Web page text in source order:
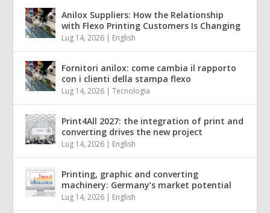
Anilox Suppliers: How the Relationship
with Flexo Printing Customers Is Changing
Lug 14, 2026 | English
Fornitori anilox: come cambia il rapporto
con i clienti della stampa flexo
Lug 14, 2026 |Tecnologia
Print4All 2027: the integration of print and
converting drives the new project
Lug 14, 2026 | English
Printing, graphic and converting
machinery: Germany’s market potential
Lug 14, 2026 | English